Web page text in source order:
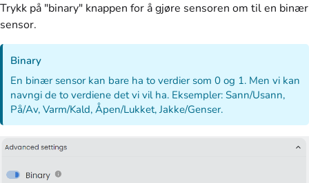
Trykk på "binary" knappen for å gjøre sensoren om til en binær
sensor.
Binary
En binær sensor kan bare ha to verdier som 0 og 1. Men vi kan
navngi de to verdiene det vi vil ha. Eksempler: Sann/Usann,
På/Av, Varm/Kald, Åpen/Lukket, Jakke/Genser.